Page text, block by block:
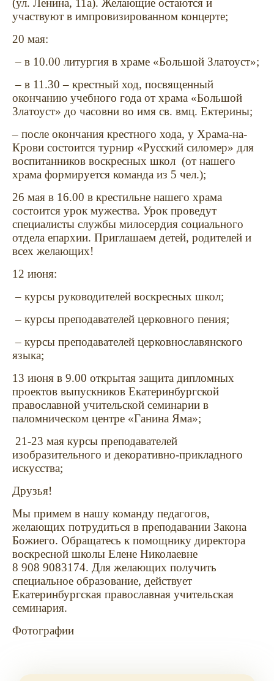
участвуют в импровизированном концерте;
20 мая:
– в 10.00 литургия в храме «Большой Златоуст»;
– в 11.30 – крестный ход, посвященный
окончанию учебного года от храма «Большой
Златоуст» до часовни во имя св. вмц. Ектерины;
– после окончания крестного хода, у Храма-на-
Крови состоится турнир «Русский силомер» для
воспитанников воскресных школ (от нашего
храма формируется команда из 5 чел.);
26 мая в 16.00 в крестильне нашего храма
состоится урок мужества. Урок проведут
специалисты службы милосердия социального
отдела епархии. Приглашаем детей, родителей и
всех желающих!
12 июня:
– курсы руководителей воскресных школ;
– курсы преподавателей церковного пения;
– курсы преподавателей церковнославянского
языка;
13 июня в 9.00 открытая защита дипломных
проектов выпускников Екатеринбургской
православной учительской семинарии в
паломническом центре «Ганина Яма»;
21-23 мая курсы преподавателей
изобразительного и декоративно-прикладного
искусства;
Друзья!
Мы примем в нашу команду педагогов,
желающих потрудиться в преподавании Закона
Божиего. Обращатесь к помощнику директора
воскресной школы Елене Николаевне
8 908 9083174. Для желающих получить
специальное образование, действует
Екатеринбургская православная учительская
семинария.
Фотографии